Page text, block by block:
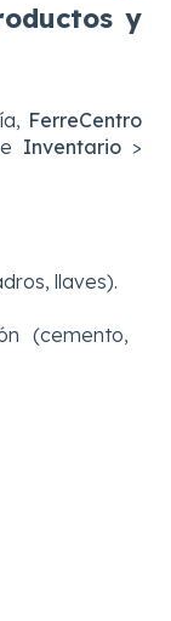
y
FerreCentro
Inventario >
llaves).
(cemento,